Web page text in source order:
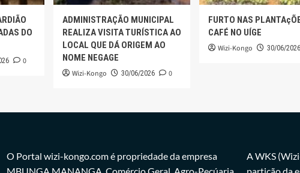
DO
0
ADMINISTRAÇÃO MUNICIPAL
REALIZA VISITA TURÍSTICA AO
LOCAL QUE DÁ ORIGEM AO
NOME NEGAGE
Wizi-Kongo 30/06/2026 0
FURTO NAS
CAFÉ NO UÍGE
Wizi-Kongo 30/06/2026
O Portal wizi-kongo.com é propriedade da empresa
A WKS